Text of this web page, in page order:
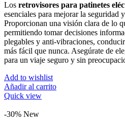
Los retrovisores para patinetes
esenciales para mejorar la seguridad
Proporcionan una visión clara de lo
permitiendo tomar decisiones
plegables y anti-vibraciones,
más fácil que nunca. Asegúrate de
para un viaje seguro y sin
Add to wishlist
Añadir al carrito
Quick view
-30% New